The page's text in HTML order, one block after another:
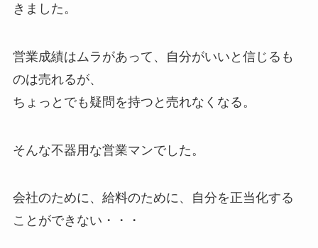
きました。
営業成績はムラがあって、自分がいいと信じるも
のは売れるが、
ちょっとでも疑問を持つと売れなくなる。
そんな不器用な営業マンでした。
会社のために、給料のために、自分を正当化する
ことができない・・・